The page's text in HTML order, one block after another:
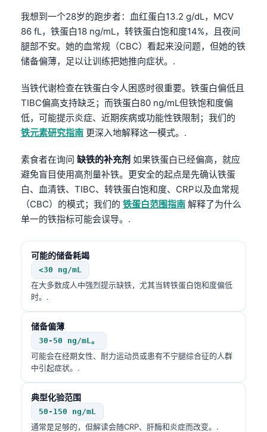
我想到一个28岁的跑步者：血红蛋白13.2 g/dL，MCV
86 fL，铁蛋白18 ng/mL，转铁蛋白饱和度14%，且夜间
腿部不安。她的血常规（CBC）看起来没问题，但她的铁
储备偏薄，足以让训练把她推向症状。.
当铁代谢检查在铁蛋白令人困惑时很重要。铁蛋白偏低且
TIBC偏高支持缺乏；而铁蛋白80 ng/mL但铁饱和度偏
低，可能提示炎症、近期疾病或功能性铁限制；我们的
铁元素研究指南 更深入地解释这一模式。.
素食者在询问 缺铁的补充剂 如果铁蛋白已经偏高，就应
避免盲目使用高剂量补铁。更安全的起点是先确认铁蛋
白、血清铁、TIBC、转铁蛋白饱和度、CRP以及血常规
（CBC）的模式；我们的 铁蛋白范围指南 解释了为什么
单一的铁指标可能会误导。.
可能的储备耗竭
<30 ng/mL
在大多数成人中强烈提示缺铁，尤其当转铁蛋白饱和度偏低
时。.
储备偏薄
30-50 ng/mL。
可能会在经期女性、耐力运动员或患有不宁腿综合征的人群
中引起症状。.
典型化验范围
50-150 ng/mL
通常是足够的，但解读会随CRP、肝酶和炎症而改变。.